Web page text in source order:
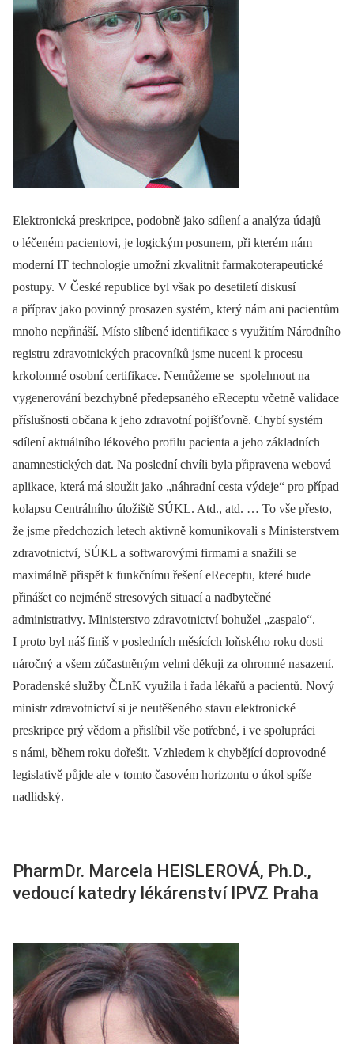
Elektronická preskripce, podobně jako sdílení a analýza údajů
o léčeném pacientovi, je logickým posunem, při kterém nám
moderní IT technologie umožní zkvalitnit farmakoterapeutické
postupy. V České republice byl však po desetiletí diskusí
a příprav jako povinný prosazen systém, který nám ani pacientům
mnoho nepřináší. Místo slíbené identifikace s využitím Národního
registru zdravotnických pracovníků jsme nuceni k procesu
krkolomné osobní certifikace. Nemůžeme se spolehnout na
vygenerování bezchybně předepsaného eReceptu včetně validace
příslušnosti občana k jeho zdravotní pojišťovně. Chybí systém
sdílení aktuálního lékového profilu pacienta a jeho základních
anamnestických dat. Na poslední chvíli byla připravena webová
aplikace, která má sloužit jako „náhradní cesta výdeje“ pro případ
kolapsu Centrálního úložiště SÚKL. Atd., atd. … To vše přesto,
že jsme předchozích letech aktivně komunikovali s Ministerstvem
zdravotnictví, SÚKL a softwarovými firmami a snažili se
maximálně přispět k funkčnímu řešení eReceptu, které bude
přinášet co nejméně stresových situací a nadbytečné
administrativy. Ministerstvo zdravotnictví bohužel „zaspalo“.
I proto byl náš finiš v posledních měsících loňského roku dosti
náročný a všem zúčastněným velmi děkuji za ohromné nasazení.
Poradenské služby ČLnK využila i řada lékařů a pacientů. Nový
ministr zdravotnictví si je neutěšeného stavu elektronické
preskripce prý vědom a přislíbil vše potřebné, i ve spolupráci
s námi, během roku dořešit. Vzhledem k chybějící doprovodné
legislativě půjde ale v tomto časovém horizontu o úkol spíše
nadlidský.
PharmDr. Marcela HEISLEROVÁ, Ph.D.,
vedoucí katedry lékárenství IPVZ Praha